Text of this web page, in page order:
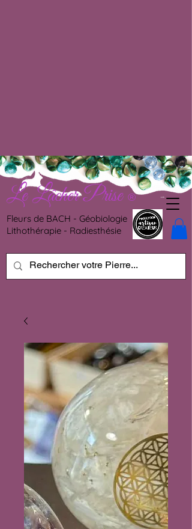
Le Lâcher Prise ®
Fleurs de BACH - Géobiologie
Lithothérapie - Radiesthésie